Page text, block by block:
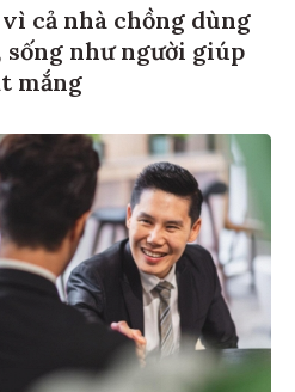
cả nhà chồng dùng
như người giúp
mắng